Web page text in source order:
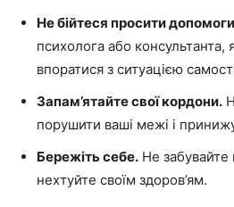
Не бійтеся просити
психолога або
впоратися з ситуацією
Запам’ятайте свої кордони.
порушити ваші межі і
Бережіть себе. Не забувайте
нехтуйте своїм здоров’ям.